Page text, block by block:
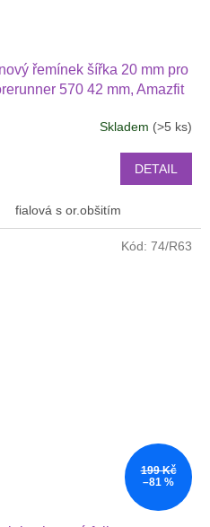
řemínek šířka 20 mm pro
570 42 mm, Amazfit
Skladem (>5 ks)
DETAIL
fialová s or.obšitím
199 Kč
–81 %
Kód: 74/R63